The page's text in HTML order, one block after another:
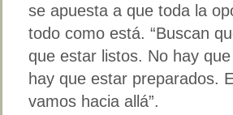
se apuesta a que toda la
todo como está. “Buscan
que estar listos. No hay
hay que estar preparados.
vamos hacia allá”.